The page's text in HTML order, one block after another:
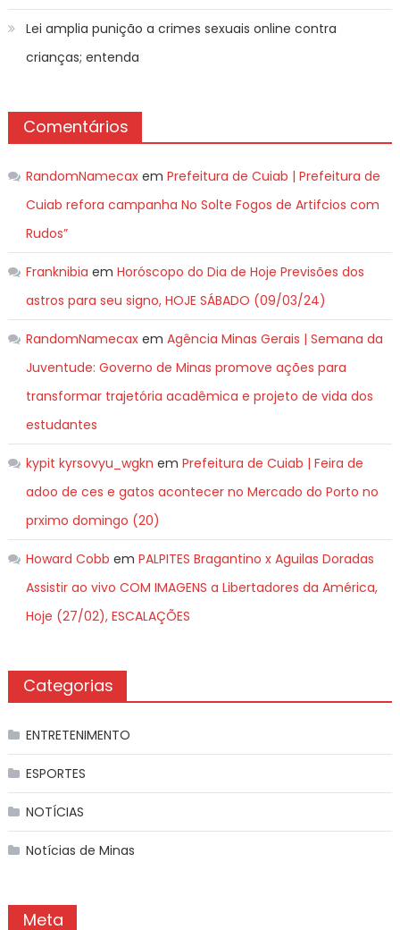
Lei amplia punição a crimes sexuais online contra
crianças; entenda
Comentários
RandomNamecaxem Prefeitura de Cuiab | Prefeitura de
Cuiab refora campanha No Solte Fogos de Artifcios com
Rudos”
Franknibia em Horóscopo do Dia de Hoje Previsões dos
astros para seu signo, HOJE SÁBADO (09/03/24)
RandomNamecaxem Agência Minas Gerais | Semana da
Juventude: Governo de Minas promove ações para
transformar trajetória acadêmica e projeto de vida dos
estudantes
kypit kyrsovyu_wgkn em Prefeitura de Cuiab | Feira de
adoo de ces e gatos acontecer no Mercado do Porto no
prximo domingo (20)
Howard Cobb em PALPITES Bragantino x Aguilas Doradas
Assistir ao vivo COM IMAGENS a Libertadores da América,
Hoje (27/02), ESCALAÇÕES
Categorias
ENTRETENIMENTO
ESPORTES
NOTÍCIAS
Notícias de Minas
Meta